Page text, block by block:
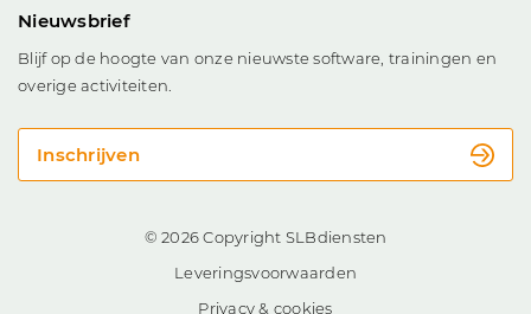
Nieuwsbrief
Blijf op de hoogte van onze nieuwste software, trainingen en
overige activiteiten.
Inschrijven
© 2026 Copyright SLBdiensten
Leveringsvoorwaarden
Privacy & cookies